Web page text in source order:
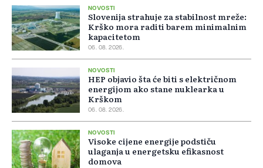
NOVOSTI
Slovenija strahuje za stabilnost mreže:
Krško mora raditi barem minimalnim
kapacitetom
06. 08. 2026.
NOVOSTI
HEP objavio šta će biti s električnom
energijom ako stane nuklearka u
Krškom
06. 08. 2026.
NOVOSTI
Visoke cijene energije podstiču
ulaganja u energetsku efikasnost
domova